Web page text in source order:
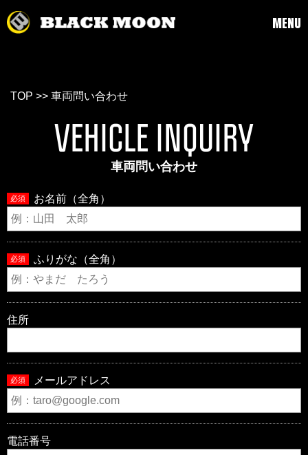
MENU
TOP >> 車両問い合わせ
VEHICLE INQUIRY
車両問い合わせ
必須 お名前（全角）
必須 ふりがな（全角）
住所
必須 メールアドレス
電話番号